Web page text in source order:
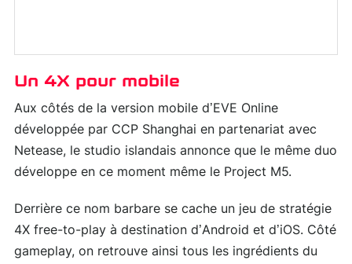
Un 4X pour mobile
Aux côtés de la version mobile d’EVE Online
développée par CCP Shanghai en partenariat avec
Netease, le studio islandais annonce que le même duo
développe en ce moment même le Project M5.
Derrière ce nom barbare se cache un jeu de stratégie
4X free-to-play à destination d’Android et d’iOS. Côté
gameplay, on retrouve ainsi tous les ingrédients du